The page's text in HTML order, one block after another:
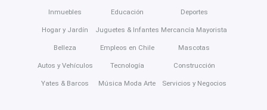
Inmuebles
Hogar y Jardín
Belleza
Autos y Vehículos
Yates & Barcos
Educación
Juguetes & Infantes
Empleos en Chile
Tecnología
Música Moda Arte
Deportes
Mercancía Mayorista
Mascotas
Construcción
Servicios y Negocios